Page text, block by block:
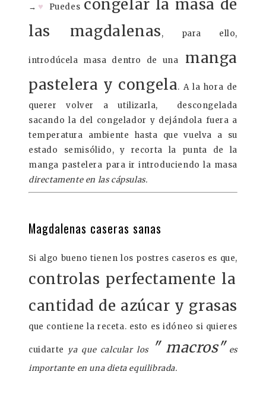
→ ♥ Puedes congelar la masa de
las magdalenas, para ello,
introdúcela masa dentro de una
manga
pastelera y congela. A la hora de
querer volver a utilizarla, descongelada
sacando la del congelador y dejándola fuera a
temperatura ambiente hasta que vuelva a su
estado semisólido, y recorta la punta de la
manga pastelera para ir introduciendo la masa
directamente en las cápsulas.
Magdalenas caseras sanas
Si algo bueno tienen los postres caseros es que,
controlas perfectamente la
cantidad de azúcar y grasas
que contiene la receta. esto es idóneo si quieres
cuidarte ya que calcular los " macros" es
importante en una dieta equilibrada.